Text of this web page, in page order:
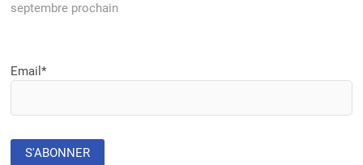
septembre prochain
Email*